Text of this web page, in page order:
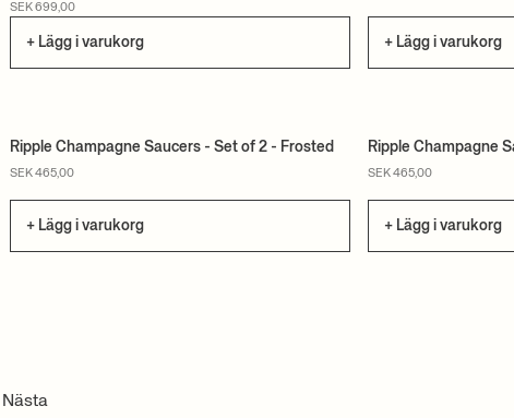
SEK 699,00
+ Lägg i varukorg + Lägg i varukorg
Ripple Champagne Saucers - Set of 2 - Frosted
SEK 465,00
+ Lägg i varukorg
Ripple Champagne
SEK 465,00
+ Lägg i varukorg
Nästa